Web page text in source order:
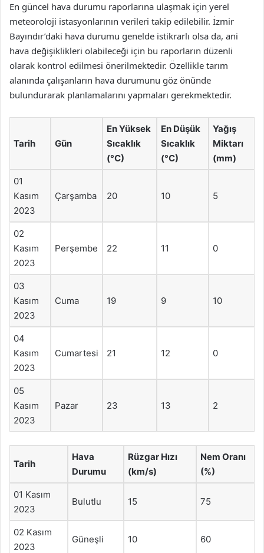
En güncel hava durumu raporlarına ulaşmak için yerel
meteoroloji istasyonlarının verileri takip edilebilir. İzmir
Bayındır’daki hava durumu genelde istikrarlı olsa da, ani
hava değişiklikleri olabileceği için bu raporların düzenli
olarak kontrol edilmesi önerilmektedir. Özellikle tarım
alanında çalışanların hava durumunu göz önünde
bulundurarak planlamalarını yapmaları gerekmektedir.
Tarih Gün
En Yüksek
Sıcaklık
(°C)
En Düşük
Sıcaklık
(°C)
Yağış
Miktarı
(mm)
01
Kasım
2023
Çarşamba 20 10 5
02
Kasım
2023
Perşembe 22 11 0
03
Kasım
2023
Cuma 19 9 10
04
Kasım
2023
Cumartesi 21 12 0
05
Kasım
2023
Pazar 23 13 2
Tarih
Hava
Durumu
Rüzgar Hızı
(km/s)
Nem Oranı
(%)
01 Kasım
2023
Bulutlu 15 75
02 Kasım
2023
Güneşli 10 60